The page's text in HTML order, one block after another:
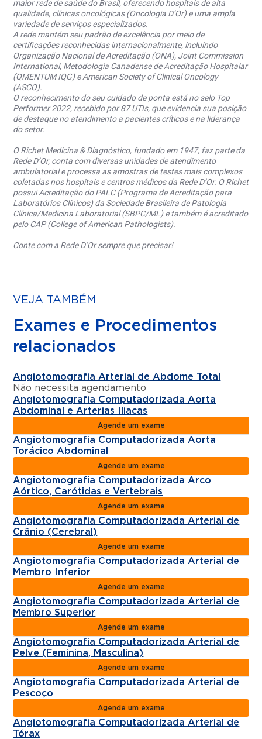
maior rede de saúde do Brasil, oferecendo hospitais de alta
qualidade, clínicas oncológicas (Oncologia D’Or) e uma ampla
variedade de serviços especializados.
A rede mantém seu padrão de excelência por meio de
certificações reconhecidas internacionalmente, incluindo
Organização Nacional de Acreditação (ONA), Joint Commission
International, Metodologia Canadense de Acreditação Hospitalar
(QMENTUM IQG) e American Society of Clinical Oncology
(ASCO).
O reconhecimento do seu cuidado de ponta está no selo Top
Performer 2022, recebido por 87 UTIs, que evidencia sua posição
de destaque no atendimento a pacientes críticos e na liderança
do setor.
O Richet Medicina & Diagnóstico, fundado em 1947, faz parte da
Rede D’Or, conta com diversas unidades de atendimento
ambulatorial e processa as amostras de testes mais complexos
coletadas nos hospitais e centros médicos da Rede D’Or. O Richet
possui Acreditação do PALC (Programa de Acreditação para
Laboratórios Clínicos) da Sociedade Brasileira de Patologia
Clínica/Medicina Laboratorial (SBPC/ML) e também é acreditado
pelo CAP (College of American Pathologists).
Conte com a Rede D’Or sempre que precisar!
VEJA TAMBÉM
Exames e Procedimentos
relacionados
Angiotomografia Arterial de Abdome Total
Não necessita agendamento
Angiotomografia Computadorizada Aorta
Abdominal e Arterias Iliacas
Agende um exame
Angiotomografia Computadorizada Aorta
Torácico Abdominal
Agende um exame
Angiotomografia Computadorizada Arco
Aórtico, Carótidas e Vertebrais
Agende um exame
Angiotomografia Computadorizada Arterial de
Crânio (Cerebral)
Agende um exame
Angiotomografia Computadorizada Arterial de
Membro Inferior
Agende um exame
Angiotomografia Computadorizada Arterial de
Membro Superior
Agende um exame
Angiotomografia Computadorizada Arterial de
Pelve (Feminina, Masculina)
Agende um exame
Angiotomografia Computadorizada Arterial de
Pescoço
Agende um exame
Angiotomografia Computadorizada Arterial de
Tórax